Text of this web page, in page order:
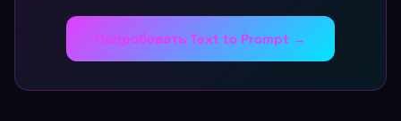
Попробовать Text to Prompt →